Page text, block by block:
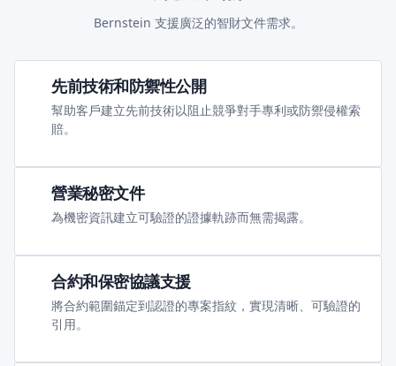
Bernstein 支援廣泛的智財文件需求。
先前技術和防禦性公開
幫助客戶建立先前技術以阻止競爭對手專利或防禦侵權索
賠。
營業秘密文件
為機密資訊建立可驗證的證據軌跡而無需揭露。
合約和保密協議支援
將合約範圍錨定到認證的專案指紋，實現清晰、可驗證的
引用。